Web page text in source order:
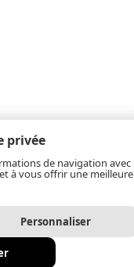
privée
de navigation avec
à vous offrir une meilleure
Personnaliser